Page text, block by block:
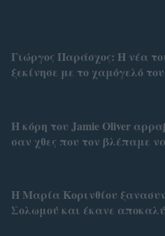
Γιώργος Παράσχος: Η νέα
ξεκίνησε με το χαμόγελό
Η κόρη του Jamie Oliver
σαν χθες που τον βλέπαμε
Η Μαρία Κορινθίου
Σολωμού και έκανε